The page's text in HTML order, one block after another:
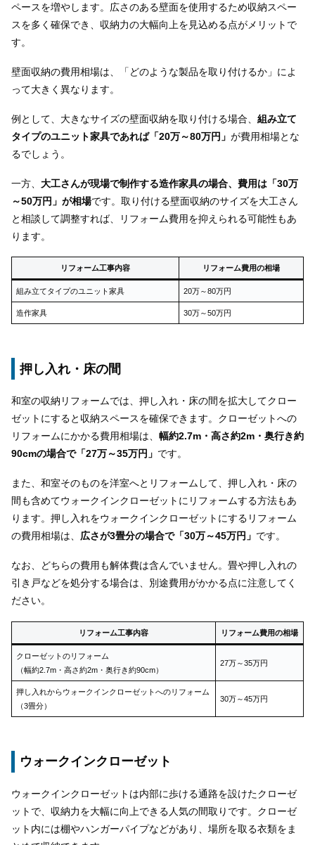
ペースを増やします。広さのある壁面を使用するため収納スペー
スを多く確保でき、収納力の大幅向上を見込める点がメリットで
す。
壁面収納の費用相場は、「どのような製品を取り付けるか」によ
って大きく異なります。
例として、大きなサイズの壁面収納を取り付ける場合、 組み立て
タイプのユニット家具であれば「20万～80万円」 が費用相場とな
るでしょう。
一方、 大工さんが現場で制作する造作家具の場合、費用は「30万
～50万円」が相場です。取り付ける壁面収納のサイズを大工さん
と相談して調整すれば、リフォーム費用を抑えられる可能性もあ
ります。
リフォーム工事内容 リフォーム費用の相場
組み立てタイプのユニット家具 20万～80万円
造作家具 30万～50万円
押し入れ・床の間
和室の収納リフォームでは、押し入れ・床の間を拡大してクロー
ゼットにすると収納スペースを確保できます。クローゼットへの
リフォームにかかる費用相場は、 幅約2.7m・高さ約2m・奥行き約
90cmの場合で「27万～35万円」 です。
また、和室そのものを洋室へとリフォームして、押し入れ・床の
間も含めてウォークインクローゼットにリフォームする方法もあ
ります。押し入れをウォークインクローゼットにするリフォーム
の費用相場は、 広さが3畳分の場合で「30万～45万円」 です。
なお、どちらの費用も解体費は含んでいません。畳や押し入れの
引き戸などを処分する場合は、別途費用がかかる点に注意してく
ださい。
リフォーム工事内容 リフォーム費用の相場
クローゼットのリフォーム
（幅約2.7m・高さ約2m・奥行き約90cm）
27万～35万円
押し入れからウォークインクローゼットへのリフォーム
（3畳分）
30万～45万円
ウォークインクローゼット
ウォークインクローゼットは内部に歩ける通路を設けたクローゼ
ットで、収納力を大幅に向上できる人気の間取りです。クローゼ
ット内には棚やハンガーパイプなどがあり、場所を取る衣類をま